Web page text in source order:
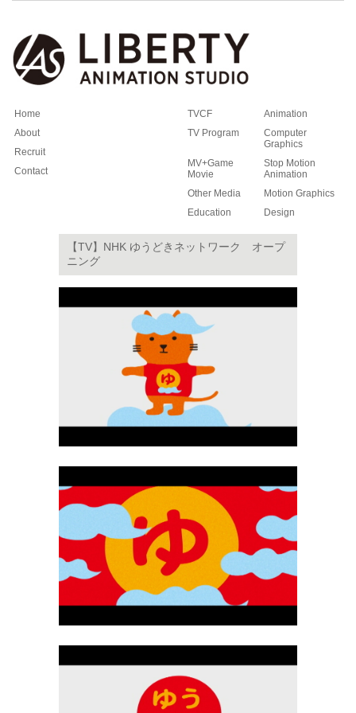
Home
About
Recruit
Contact
TVCF
Animation
TV Program
Computer
Graphics
MV+Game
Movie
Stop Motion
Animation
Other Media
Motion Graphics
Education
Design
【TV】NHK ゆうどきネットワーク オープ
ニング